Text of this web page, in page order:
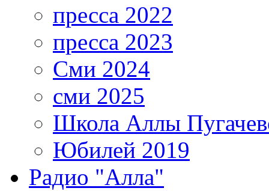
пресса 2022
пресса 2023
Сми 2024
сми 2025
Школа Аллы
Юбилей 2019
Радио "Алла"